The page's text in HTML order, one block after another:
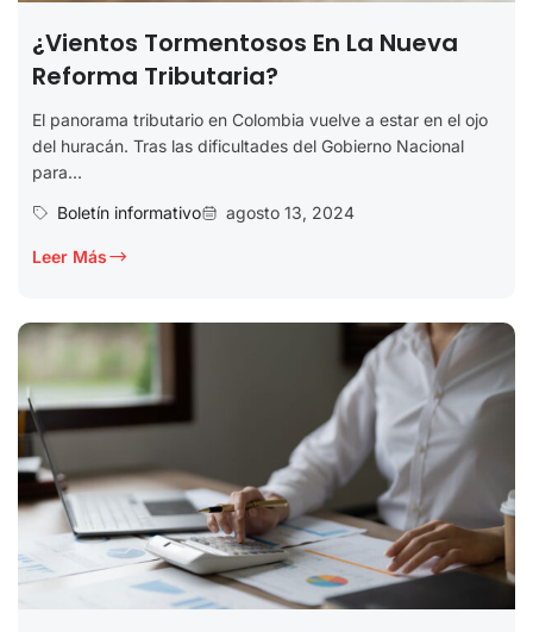
¿Vientos Tormentosos En La Nueva
Reforma Tributaria?
El panorama tributario en Colombia vuelve a estar en el ojo
del huracán. Tras las dificultades del Gobierno Nacional
para...
Boletín informativo
agosto 13, 2024
Leer Más